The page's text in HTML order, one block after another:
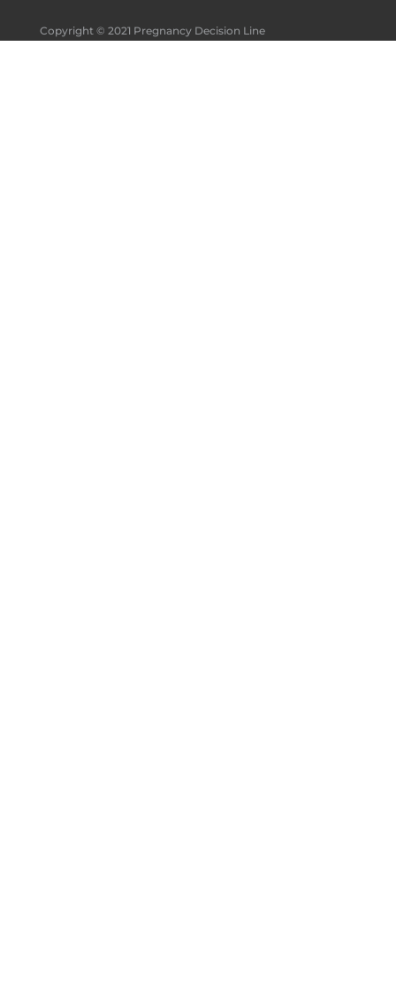
Copyright © 2021 Pregnancy Decision Line